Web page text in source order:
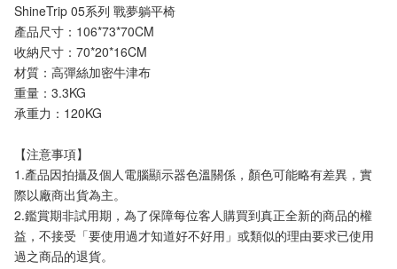
ShineTrip 05系列 戰夢躺平椅
產品尺寸：106*73*70CM
收納尺寸：70*20*16CM
材質：高彈絲加密牛津布
重量：3.3KG
承重力：120KG
【注意事項】
1.產品因拍攝及個人電腦顯示器色溫關係，顏色可能略有差異，實
際以廠商出貨為主。
2.鑑賞期非試用期，為了保障每位客人購買到真正全新的商品的權
益，不接受「要使用過才知道好不好用」或類似的理由要求已使用
過之商品的退貨。